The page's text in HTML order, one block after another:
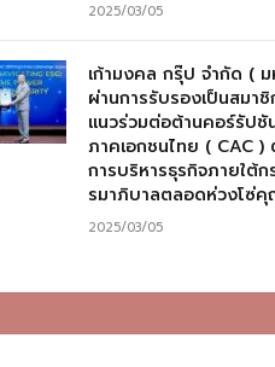
2025/03/05
เก้ามงคล กรุ๊ป จำกัด (
ผ่านการรับรองเป็นสมา
แนวร่วมต่อต้านคอร์รัปชั
ภาคเอกชนไทย ( CAC )
การบริหารธุรกิจภายใต้ก
รมาภิบาลตลอดห่วงโซ่
2025/03/05